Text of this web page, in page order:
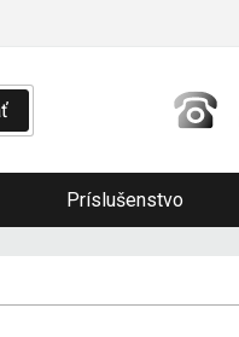
Príslušenstvo